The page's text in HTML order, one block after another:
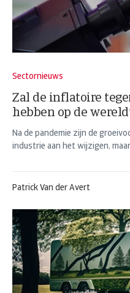
Sectornieuws
Zal de inflatoire
hebben op de
Na de pandemie zijn de
industrie aan het wijzigen,
Patrick Van der Avert